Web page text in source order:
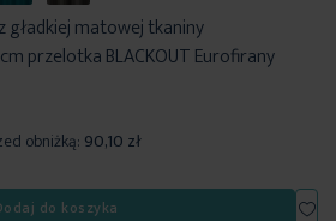
gładkiej matowej tkaniny
przelotka BLACKOUT Eurofirany
obniżką: 90,10 zł
do koszyka